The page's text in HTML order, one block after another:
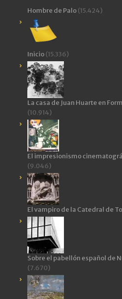
Hombre de Palo(15.424)
Inicio(15.336)
La casa de Juan Huarte en
(10.914)
El impresionismo
(9.046)
El vampiro de la Catedral de
Sobre el pabellón español de
(7.670)